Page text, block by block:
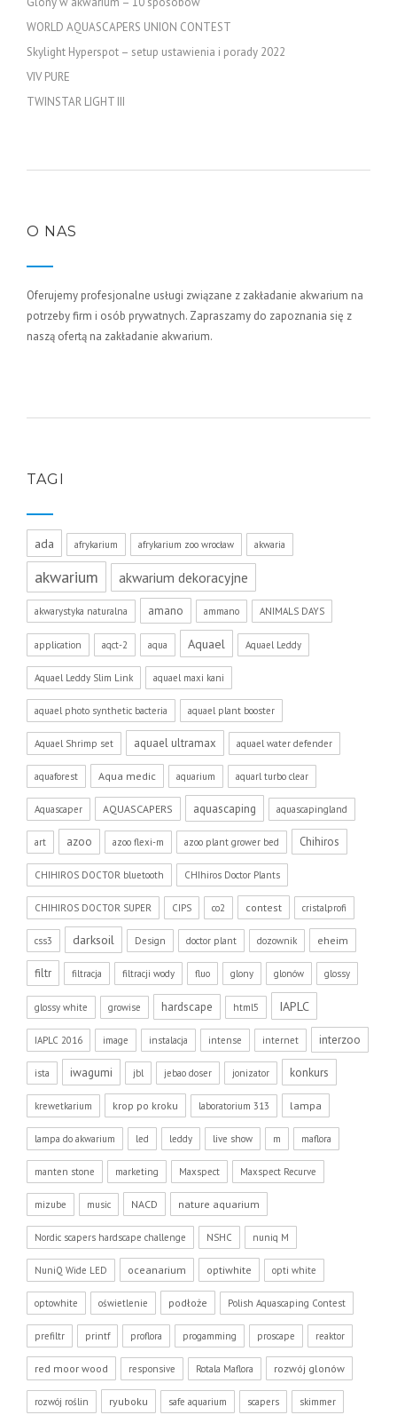
WORLD AQUASCAPERS UNION CONTEST
Skylight Hyperspot – setup ustawienia i porady 2022
VIV PURE
TWINSTAR LIGHT III
O NAS
Oferujemy profesjonalne usługi związane z zakładanie akwarium na
potrzeby firm i osób prywatnych. Zapraszamy do zapoznania się z
naszą ofertą na zakładanie akwarium.
TAGI
ada afrykarium afrykarium zoo wrocław akwaria
akwarium akwarium dekoracyjne
akwarystyka naturalna amano ammano ANIMALS DAYS
application aqct-2 aqua Aquael Aquael Leddy
Aquael Leddy Slim Link aquael maxi kani
aquael photo synthetic bacteria aquael plant booster
Aquael Shrimp set aquael ultramax aquael water defender
aquaforest Aqua medic aquarium aquarl turbo clear
Aquascaper AQUASCAPERS aquascaping aquascapingland
art azoo azoo flexi-m azoo plant grower bed Chihiros
CHIHIROS DOCTOR bluetooth CHIhiros Doctor Plants
CHIHIROS DOCTOR SUPER CIPS co2 contest cristalprofi
css3 darksoil Design doctor plant dozownik eheim
filtr filtracja filtracji wody fluo glony glonów glossy
glossy white growise hardscape html5 IAPLC
IAPLC 2016 image instalacja intense internet interzoo
ista iwagumi jbl jebao doser jonizator konkurs
krewetkarium krop po kroku laboratorium 313 lampa
lampa do akwarium led leddy live show m maflora
manten stone marketing Maxspect Maxspect Recurve
mizube music NACD nature aquarium
Nordic scapers hardscape challenge NSHC nuniq M
NuniQ Wide LED oceanarium optiwhite opti white
optowhite oświetlenie podłoże Polish Aquascaping Contest
prefiltr printf proflora progamming proscape reaktor
red moor wood responsive Rotala Maflora rozwój glonów
rozwój roślin ryuboku safe aquarium scapers skimmer